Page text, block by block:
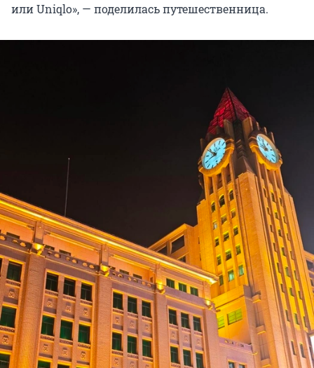
или Uniqlo», — поделилась путешественница.